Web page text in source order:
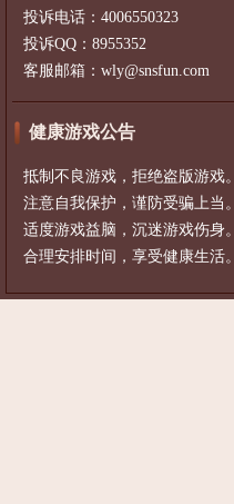
投诉电话：4006550323
投诉QQ：8955352
客服邮箱：wly@snsfun.com
健康游戏公告
抵制不良游戏，拒绝盗版游戏。
注意自我保护，谨防受骗上当。
适度游戏益脑，沉迷游戏伤身。
合理安排时间，享受健康生活。